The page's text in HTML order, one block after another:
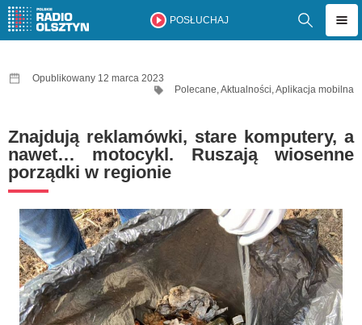
POSŁUCHAJ
Opublikowany 12 marca 2023
Polecane,Aktualności,Aplikacja mobilna
Znajdują reklamówki, stare komputery, a
nawet… motocykl. Ruszają wiosenne
porządki w regionie